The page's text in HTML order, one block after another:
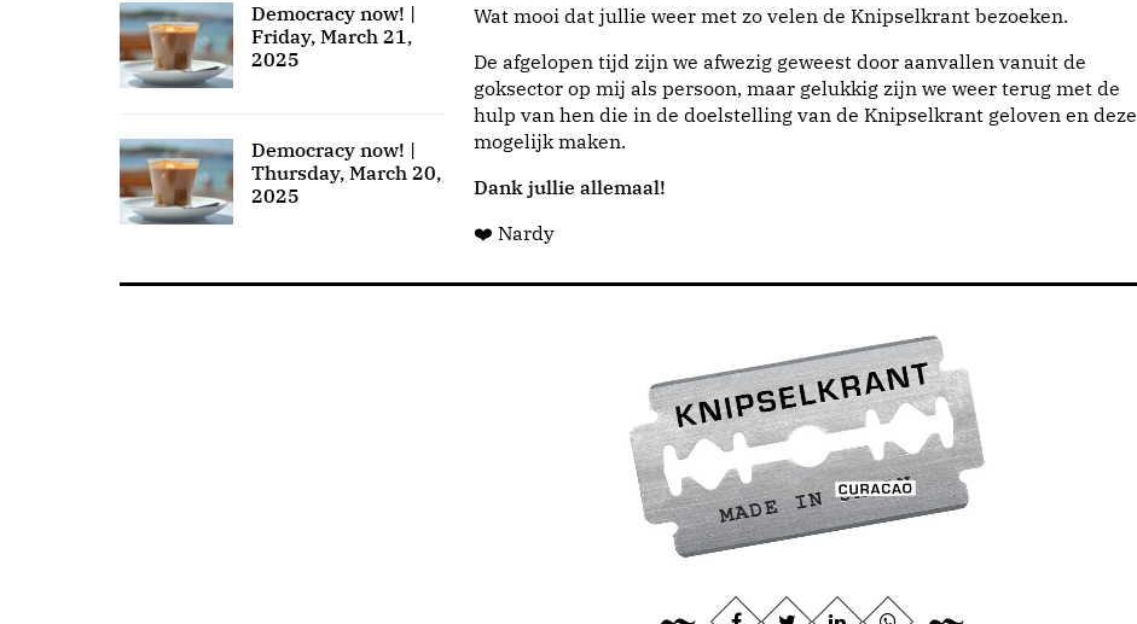
Democracy now! |
Friday, March 21,
2025
Democracy now! |
Thursday, March 20,
2025
Wat mooi dat jullie weer met zo velen de Knipselkrant bezoeken.
De afgelopen tijd zijn we afwezig geweest door aanvallen vanuit de
goksector op mij als persoon, maar gelukkig zijn we weer terug met de
hulp van hen die in de doelstelling van de Knipselkrant geloven en deze
mogelijk maken.
Dank jullie allemaal!
❤️ Nardy